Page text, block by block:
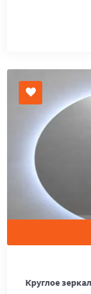
Круглое